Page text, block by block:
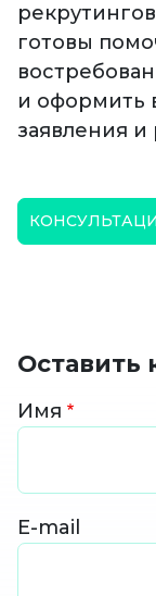
готовы
и оформить
заявления
Оставить
Имя
E-mail